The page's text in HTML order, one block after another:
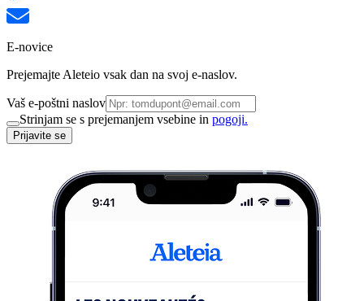
E-novice
Prejemajte Aleteio vsak dan na svoj e-naslov.
Vaš e-poštni naslov
Strinjam se s prejemanjem vsebine in pogoji.
Prijavite se